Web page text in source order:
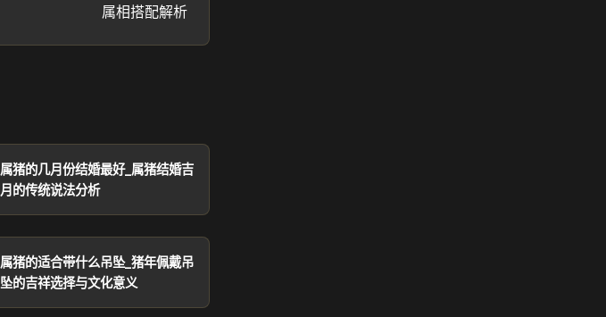
属相搭配解析
属猪的几月份结婚最好_属猪结婚吉
月的传统说法分析
属猪的适合带什么吊坠_猪年佩戴吊
坠的吉祥选择与文化意义